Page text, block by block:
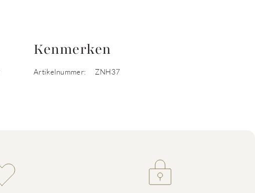
Kenmerken
Artikelnummer: ZNH37